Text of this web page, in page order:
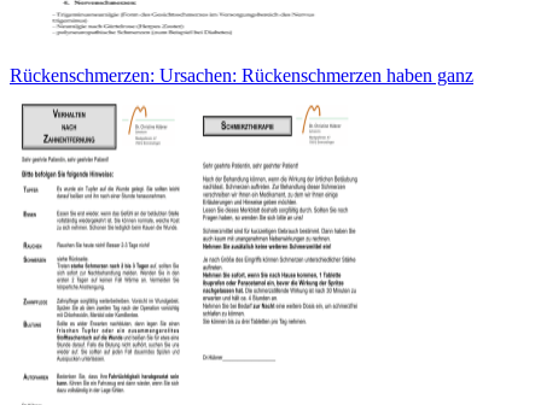
Rückenschmerzen: Ursachen: Rückenschmerzen haben ganz